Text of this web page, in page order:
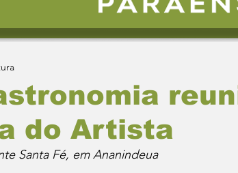
do Artista
Santa Fé, em Ananindeua